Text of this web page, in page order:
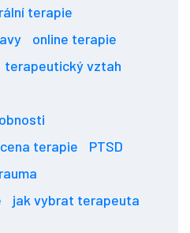
terapie
online terapie
terapeutický vztah
cena terapie
PTSD
jak vybrat terapeuta